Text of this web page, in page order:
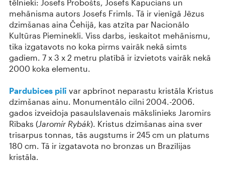
tēlnieki: Josefs Probošts, Josefs Kapucians un
mehānisma autors Josefs Frimls. Tā ir vienīgā Jēzus
dzimšanas aina Čehijā, kas atzīta par Nacionālo
Kultūras Pieminekli. Viss darbs, ieskaitot mehānismu,
tika izgatavots no koka pirms vairāk nekā simts
gadiem. 7 x 3 x 2 metru platībā ir izvietots vairāk nekā
2000 koka elementu.
Pardubices pilī var apbrīnot neparastu kristāla Kristus
dzimšanas ainu. Monumentālo cilni 2004.-2006.
gados izveidoja pasaulslavenais mākslinieks Jaromirs
Rībaks (Jaromír Rybák). Kristus dzimšanas aina sver
trīsarpus tonnas, tās augstums ir 245 cm un platums
180 cm. Tā ir izgatavota no bronzas un Brazīlijas
kristāla.